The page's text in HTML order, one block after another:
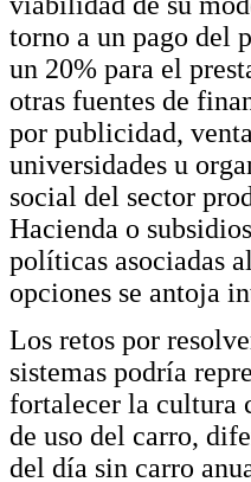
torno a un pago del
un 20% para el
otras fuentes de
por publicidad,
universidades u
social del sector
Hacienda o
políticas asociadas
opciones se antoja
Los retos por
sistemas podría
fortalecer la cultura
de uso del carro,
del día sin carro